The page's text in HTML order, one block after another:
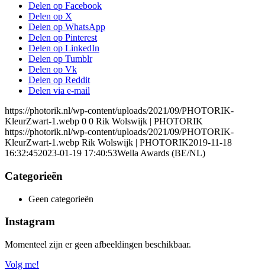
Delen op Facebook
Delen op X
Delen op WhatsApp
Delen op Pinterest
Delen op LinkedIn
Delen op Tumblr
Delen op Vk
Delen op Reddit
Delen via e-mail
https://photorik.nl/wp-content/uploads/2021/09/PHOTORIK-
KleurZwart-1.webp 0 0 Rik Wolswijk | PHOTORIK
https://photorik.nl/wp-content/uploads/2021/09/PHOTORIK-
KleurZwart-1.webp Rik Wolswijk | PHOTORIK2019-11-18
16:32:452023-01-19 17:40:53Wella Awards (BE/NL)
Categorieën
Geen categorieën
Instagram
Momenteel zijn er geen afbeeldingen beschikbaar.
Volg me!